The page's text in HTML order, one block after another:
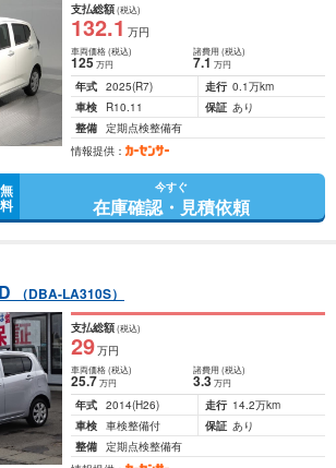
支払総額(税込)
132.1 万円
車両価格(税込)
125万円
諸費用 (税込)
7.1 万円
年式 2025(R7) 走行 0.1万km
車検
R10.11 保証 あり
整備 定期点検整備有
情報提供：
無
料
今すぐ
在庫確認・見積依頼
（DBA-LA310S）
支払総額(税込)
29万円
車両価格(税込)
25.7万円
諸費用 (税込)
3.3 万円
年式 2014(H26) 走行 14.2万km
車検 車検整備付 保証 あり
整備 定期点検整備有